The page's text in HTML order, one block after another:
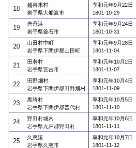
18
越喜来村
岩手県大船渡市
享和元年9月22日
1801-10-29
19
唐丹浜
岩手県釜石市
享和元年9月24日
1801-10-31
20
山田村中町
岩手県下閉伊郡山田町
享和元年9月28日
1801-11-04
21
田老村
岩手県宮古市
享和元年10月2日
1801-11-07
22
田野畑村
岩手県下閉伊郡田野畑村
享和元年10月4日
1801-11-09
23
黒埼村
岩手県下閉伊郡普代村
享和元年10月5日
1801-11-10
24
野田村城内
岩手県九戸郡野田村
享和元年10月6日
1801-11-11
25
久慈湊
岩手県久慈市
享和元年10月7日
1801-11-12